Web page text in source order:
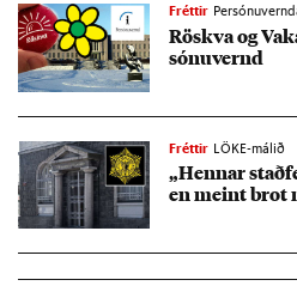
Fréttir
Röskva og
sónu­vernd
Fréttir LÖKE-málið
„Henn­ar
en meint brot